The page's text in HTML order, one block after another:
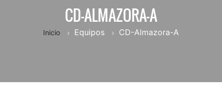
CD-ALMAZORA-A
Inicio Equipos CD-Almazora-A